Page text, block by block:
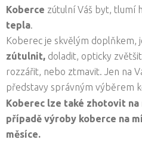
Koberce zútulní Váš byt, tlumí
tepla.
Koberec je skvělým doplňkem,
zútulnit, doladit, opticky
rozzářit, nebo ztmavit. Jen na
představy správným výběrem
Koberec lze také zhotovit na
případě výroby koberce na
měsíce.